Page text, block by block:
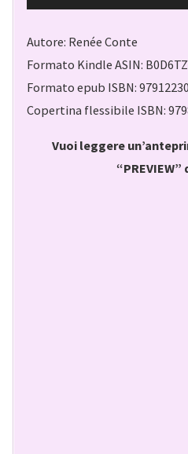
Autore: Renée Conte
Formato Kindle ASIN:
Formato epub ISBN:
Copertina flessibile ISBN:
Vuoi leggere